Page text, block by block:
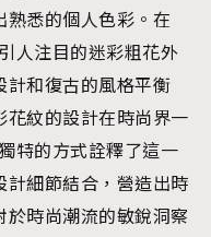
悉的個人色彩。在
人注目的迷彩粗花外
計和復古的風格平衡
紋的設計在時尚界一
特的方式詮釋了這一
細節結合，營造出時
於時尚潮流的敏銳洞察